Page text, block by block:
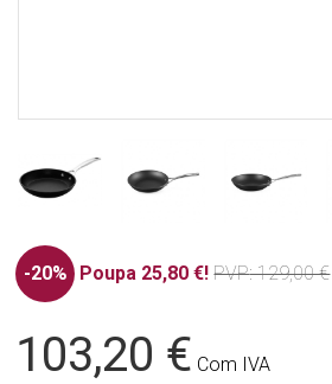
-20% Poupa 25,80 €! PVP: 129,00 €
103,20 € Com IVA